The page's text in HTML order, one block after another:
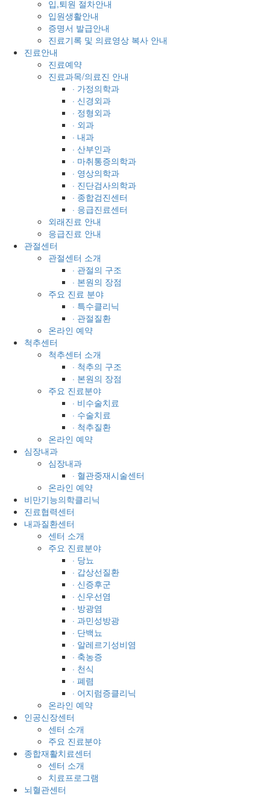
입,퇴원 절차안내
입원생활안내
증명서 발급안내
진료기록 및 의료영상 복사 안내
진료안내
진료예약
진료과목/의료진 안내
· 가정의학과
· 신경외과
· 정형외과
· 외과
· 내과
· 산부인과
· 마취통증의학과
· 영상의학과
· 진단검사의학과
· 종합검진센터
· 응급진료센터
외래진료 안내
응급진료 안내
관절센터
관절센터 소개
· 관절의 구조
· 본원의 장점
주요 진료 분야
· 특수클리닉
· 관절질환
온라인 예약
척추센터
척추센터 소개
· 척추의 구조
· 본원의 장점
주요 진료분야
· 비수술치료
· 수술치료
· 척추질환
온라인 예약
심장내과
심장내과
· 혈관중재시술센터
온라인 예약
비만기능의학클리닉
진료협력센터
내과질환센터
센터 소개
주요 진료분야
· 당뇨
· 갑상선질환
· 신증후군
· 신우선염
· 방광염
· 과민성방광
· 단백뇨
· 알레르기성비염
· 축농증
· 천식
· 폐렴
· 어지럼증클리닉
온라인 예약
인공신장센터
센터 소개
주요 진료분야
종합재활치료센터
센터 소개
치료프로그램
뇌혈관센터